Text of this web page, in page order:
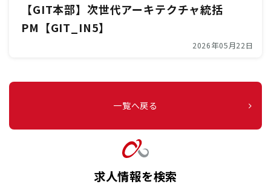
【GIT本部】次世代アーキテクチャ統括
PM【GIT_IN5】
2026年05月22日
一覧へ戻る
求人情報を検索